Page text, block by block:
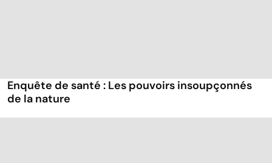
Enquête de santé : Les pouvoirs insoupçonnés
de la nature